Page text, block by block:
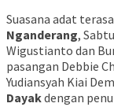
Suasana adat
Nganderang,
Wigustianto dan
pasangan Debbie
Yudiansyah Kiai
Dayakdengan